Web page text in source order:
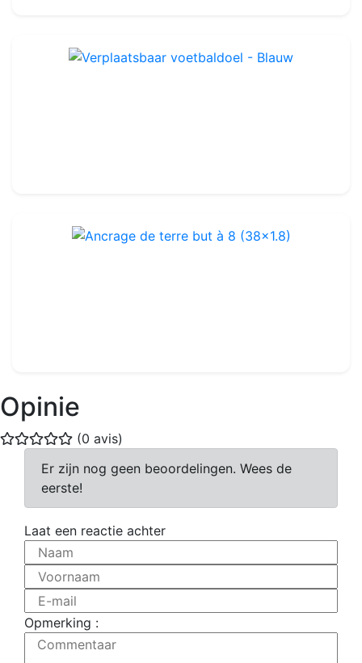
Opinie
(0 avis)
Er zijn nog geen beoordelingen. Wees de
eerste!
Laat een reactie achter
Naam
Voornaam
E-mail
Opmerking :
Commentaar